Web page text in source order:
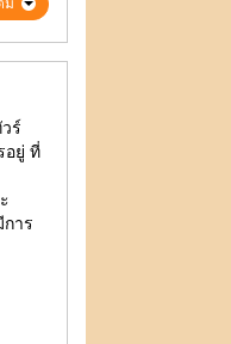
ม
ร์
อยู่ ที่
การ